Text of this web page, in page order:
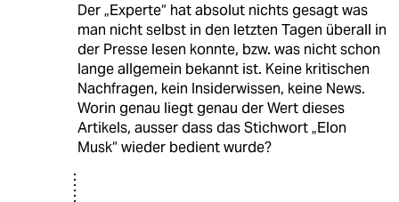
Der „Experte“ hat absolut nichts gesagt was
man nicht selbst in den letzten Tagen überall in
der Presse lesen konnte, bzw. was nicht schon
lange allgemein bekannt ist. Keine kritischen
Nachfragen, kein Insiderwissen, keine News.
Worin genau liegt genau der Wert dieses
Artikels, ausser dass das Stichwort „Elon
Musk“ wieder bedient wurde?